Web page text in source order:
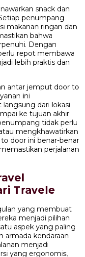
snack dan
penumpang
makanan ringan dan
bahwa
Dengan
repot membawa
lebih praktis dan
antar jemput door to
ini
dari lokasi
ke tujuan akhir
tidak perlu
mengkhawatirkan
door ini benar-benar
perjalanan
Travele
yang membuat
menjadi pilihan
aspek yang paling
armada kendaraan
menjadi
yang ergonomis,